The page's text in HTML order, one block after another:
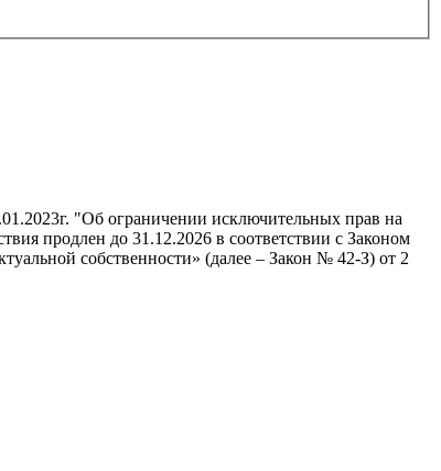
"Об ограничении исключительных прав на
продлен до 31.12.2026 в соответствии с Законом
собственности» (далее – Закон № 42-З) от 2